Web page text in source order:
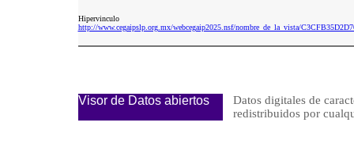
Hipervinculo
http://www.cegaipslp.org.mx/webcegaip2025.nsf/nombre_de_la_vista/
Visor de Datos abiertos
Datos digitales de
redistribuidos por